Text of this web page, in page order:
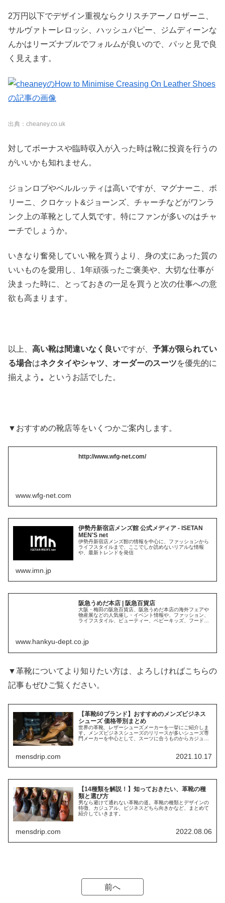
2万円以下でデザイン重視ならクリスチアーノロザーニ、
サルヴァトーレロッシ、ハッシュパピー、ジムディーンな
んかはリーズナブルでフォルムが良いので、パッと見で良
く見えます。
出典：cheaney.co.uk
対してボーナスや臨時収入が入った時は靴に投資を行うの
がいいかも知れません。
ジョンロブやベルルッティは高いですが、マグナーニ、ボ
リーニ、クロケット&ジョーンズ、チャーチなどがワンラ
ンク上の革靴として人気です。特にファンが多いのはチャ
ーチでしょうか。
いきなり奮発していい靴を買うより、身の丈にあった質の
いいものを愛用し、1年頑張ったご褒美や、大切な仕事が
決まった時に、とっておきの一足を買うと次の仕事への意
欲も高まります。
以上、 高い靴は間違いなく良いですが、 予算が限られてい
る場合はネクタイやシャツ、オーダーのスーツを優先的に
揃えよう 。 というお話でした。
▼おすすめの靴店等をいくつかご案内します。
http://www.wfg-net.com/
www.wfg-net.com
伊勢丹新宿店メンズ館 公式メディア - ISETAN
MEN'S net
伊勢丹新宿店メンズ館の情報を中心に、ファッションから
ライフスタイルまで、ここでしか読めないリアルな情報
や、最新トレンドを発信
www.imn.jp
阪急うめだ本店 | 阪急百貨店
大阪・梅田の阪急百貨店、阪急うめだ本店の海外フェアや
物産展などの人気催し・イベント情報や、ファッション、
ライフスタイル、ビューティー、ベビーキッズ、フードな
www.hankyu-dept.co.jp
▼革靴についてより知りたい方は、よろしければこちらの
記事もぜひご覧ください。
【革靴60ブランド】おすすめのメンズビジネス
シューズ 価格帯別まとめ
世界の革靴、レザーシューズメーカーを一挙にご紹介しま
す。メンズビジネスシューズのリリースが多いシューズ専
門メーカーを中心として、スーツに合うものからカジュア
mensdrip.com 2021.10.17
【14種類を解説！】知っておきたい、革靴の種
類と選び方
男なら避けて通れない革靴の道。革靴の種類とデザインの
特徴、カジュアル、ビジネスどちら向きかなど、まとめて
紹介していきます。
mensdrip.com 2022.08.06
前へ